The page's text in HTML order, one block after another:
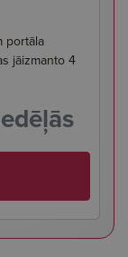
portāla
jāizmanto 4